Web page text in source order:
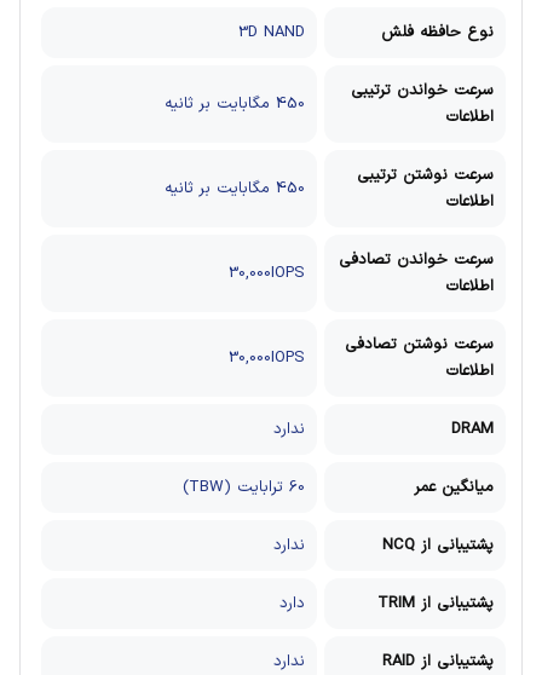
نوع حافظه فلش 3D NAND
سرعت خواندن ترتیبی
اطلاعات
450 مگابایت بر ثانیه
سرعت نوشتن ترتیبی
اطلاعات
450 مگابایت بر ثانیه
سرعت خواندن تصادفی
اطلاعات
30,000IOPS
سرعت نوشتن تصادفی
اطلاعات
30,000IOPS
DRAM ندارد
میانگین عمر 60 ترابایت (TBW)
پشتیبانی از NCQ ندارد
پشتیبانی از TRIM دارد
پشتیبانی از RAID ندارد